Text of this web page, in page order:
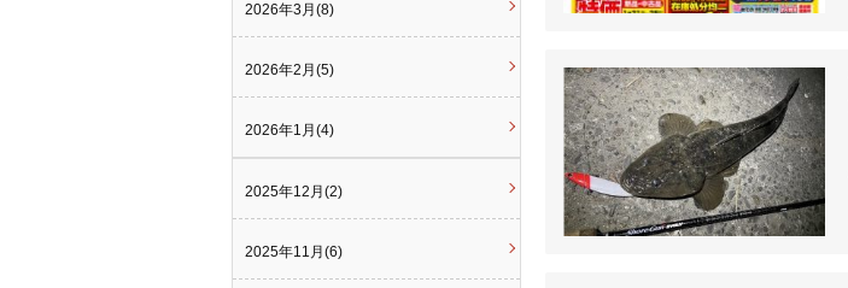
2026年3月(8)
2026年2月(5)
2026年1月(4)
2025年12月(2)
2025年11月(6)